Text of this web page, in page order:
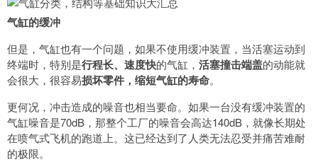
气缸的缓冲
但是，气缸也有一个问题，如果不使用缓冲装置，当活塞运动到
终端时，特别是行程长、速度快的气缸， 活塞撞击端盖的动能就
会很大，很容易损坏零件，缩短气缸的寿命。
更何况，冲击造成的噪音也相当要命。如果一台没有缓冲装置的
气缸噪音是70dB，那整个工厂的噪音会高达140dB，就像长期处
在喷气式飞机的跑道上。这已经达到了人类无法忍受并痛苦难耐
的极限。